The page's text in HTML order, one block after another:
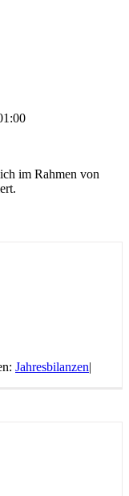
im Rahmen von
Jahresbilanzen|